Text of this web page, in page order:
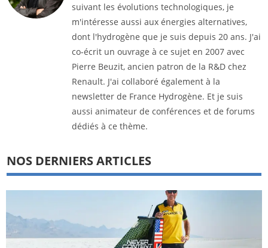
suivant les évolutions technologiques, je
m'intéresse aussi aux énergies alternatives,
dont l'hydrogène que je suis depuis 20 ans. J'ai
co-écrit un ouvrage à ce sujet en 2007 avec
Pierre Beuzit, ancien patron de la R&D chez
Renault. J'ai collaboré également à la
newsletter de France Hydrogène. Et je suis
aussi animateur de conférences et de forums
dédiés à ce thème.
NOS DERNIERS ARTICLES